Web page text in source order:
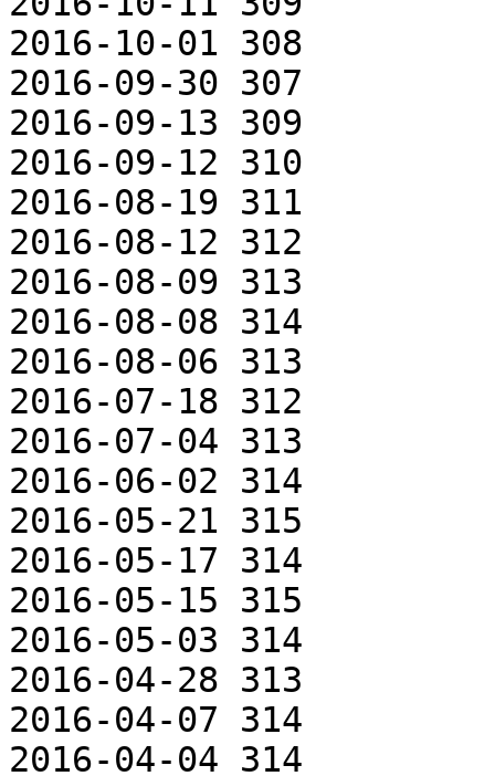
2016-10-01 308
2016-09-30 307
2016-09-13 309
2016-09-12 310
2016-08-19 311
2016-08-12 312
2016-08-09 313
2016-08-08 314
2016-08-06 313
2016-07-18 312
2016-07-04 313
2016-06-02 314
2016-05-21 315
2016-05-17 314
2016-05-15 315
2016-05-03 314
2016-04-28 313
2016-04-07 314
2016-04-04 314